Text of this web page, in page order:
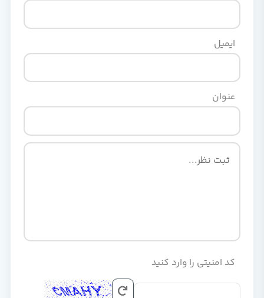
ایمیل
عنوان
کد امنیتی را وارد کنید